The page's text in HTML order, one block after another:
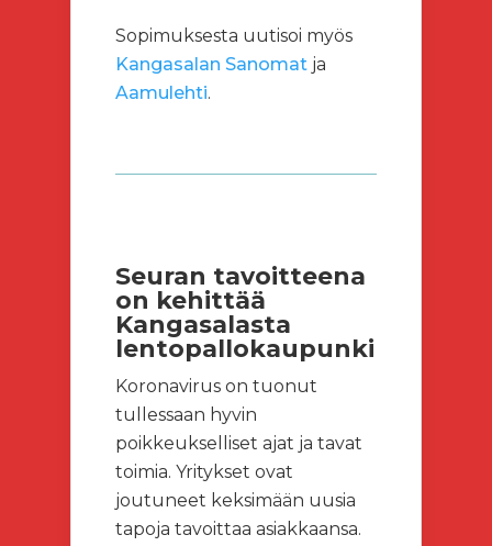
Sopimuksesta uutisoi myös
Kangasalan Sanomat ja
Aamulehti.
Seuran tavoitteena
on kehittää
Kangasalasta
lentopallokaupunki
Koronavirus on tuonut
tullessaan hyvin
poikkeukselliset ajat ja tavat
toimia. Yritykset ovat
joutuneet keksimään uusia
tapoja tavoittaa asiakkaansa.